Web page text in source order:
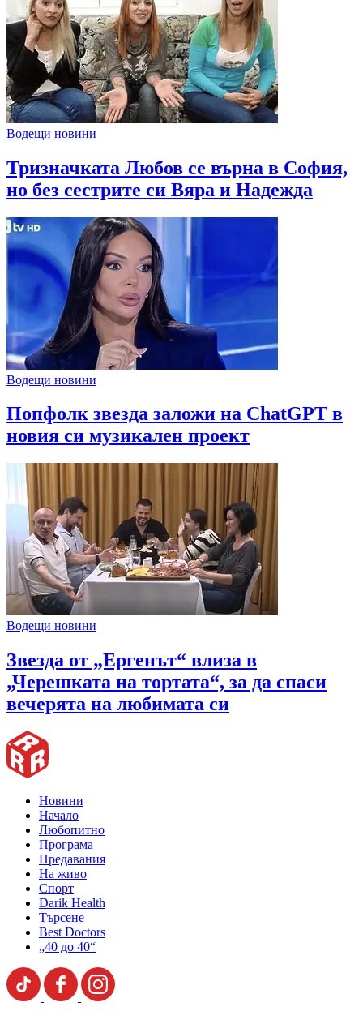
Водещи новини
Тризначката Любов се върна в София,
но без сестрите си Вяра и Надежда
Водещи новини
Попфолк звезда заложи на ChatGPT в
новия си музикален проект
Водещи новини
Звезда от „Ергенът“ влиза в
„Черешката на тортата“, за да спаси
вечерята на любимата си
Новини
Начало
Любопитно
Програма
Предавания
На живо
Спорт
Darik Health
Търсене
Best Doctors
„40 до 40“